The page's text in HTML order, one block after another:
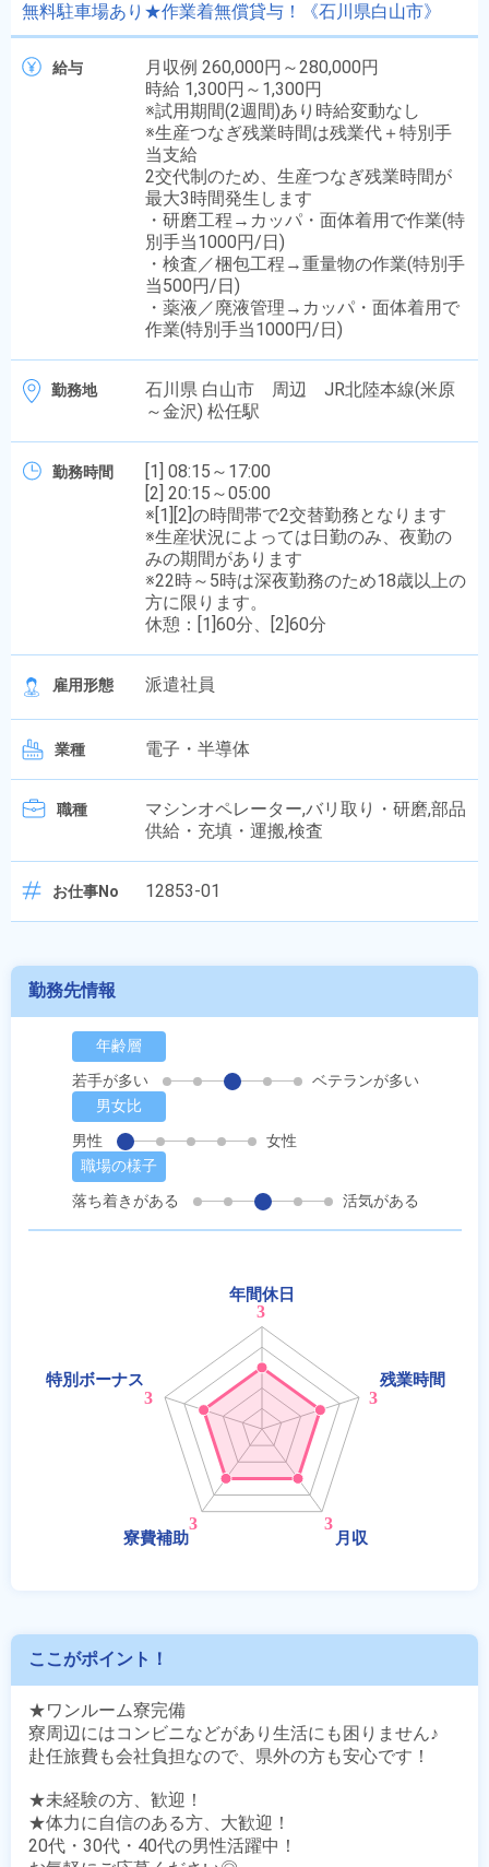
無料駐車場あり★作業着無償貸与！《石川県白山市》
給与
月収例 260,000円～280,000円
時給 1,300円～1,300円
※試用期間(2週間)あり時給変動なし
※生産つなぎ残業時間は残業代＋特別手
当支給
2交代制のため、生産つなぎ残業時間が
最大3時間発生します
・研磨工程→カッパ・面体着用で作業(特
別手当1000円/日)
・検査／梱包工程→重量物の作業(特別手
当500円/日)
・薬液／廃液管理→カッパ・面体着用で
作業(特別手当1000円/日)
勤務地
石川県 白山市 周辺 JR北陸本線(米原
～金沢) 松任駅
勤務時間
[1] 08:15～17:00
[2] 20:15～05:00
※[1][2]の時間帯で2交替勤務となります
※生産状況によっては日勤のみ、夜勤の
みの期間があります
※22時～5時は深夜勤務のため18歳以上の
方に限ります。
休憩：[1]60分、[2]60分
雇用形態 派遣社員
業種 電子・半導体
職種
マシンオペレーター,バリ取り・研磨,部品
供給・充填・運搬,検査
お仕事No 12853-01
勤務先情報
年齢層
若手が多い
ベテランが多い
男女比
男性
女性
職場の様子
落ち着きがある
活気がある
ここがポイント！
★ワンルーム寮完備
寮周辺にはコンビニなどがあり生活にも困りません♪
赴任旅費も会社負担なので、県外の方も安心です！
★未経験の方、歓迎！
★体力に自信のある方、大歓迎！
20代・30代・40代の男性活躍中！